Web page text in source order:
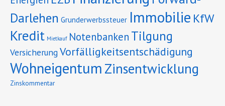
Darlehen Grunderwerbssteuer Immobilie KfW
Kredit Mietkauf Notenbanken Tilgung
VersicherungVorfälligkeitsentschädigung
Wohneigentum Zinsentwicklung
Zinskommentar